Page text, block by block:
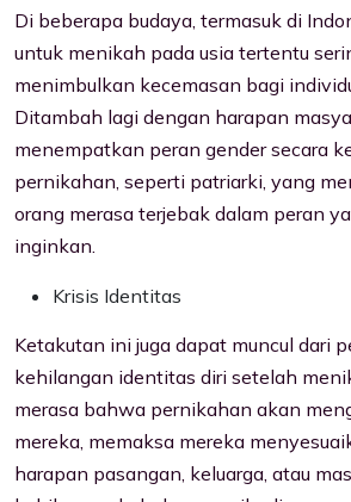
Di beberapa budaya, termasuk di
untuk menikah pada usia tertentu
menimbulkan kecemasan bagi
Ditambah lagi dengan harapan
menempatkan peran gender secara
pernikahan, seperti patriarki, yang
orang merasa terjebak dalam peran
inginkan.
Krisis Identitas
Ketakutan ini juga dapat muncul dari
kehilangan identitas diri setelah
merasa bahwa pernikahan akan
mereka, memaksa mereka
harapan pasangan, keluarga, atau